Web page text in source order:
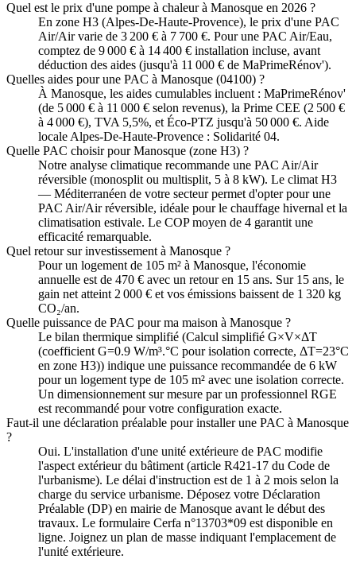
Quel est le prix d'une pompe à chaleur à Manosque en 2026 ?
En zone H3 (Alpes-De-Haute-Provence), le prix d'une PAC
Air/Air varie de 3 200 € à 7 700 €. Pour une PAC Air/Eau,
comptez de 9 000 € à 14 400 € installation incluse, avant
déduction des aides (jusqu'à 11 000 € de MaPrimeRénov').
Quelles aides pour une PAC à Manosque (04100) ?
À Manosque, les aides cumulables incluent : MaPrimeRénov'
(de 5 000 € à 11 000 € selon revenus), la Prime CEE (2 500 €
à 4 000 €), TVA 5,5%, et Éco-PTZ jusqu'à 50 000 €. Aide
locale Alpes-De-Haute-Provence : Solidarité 04.
Quelle PAC choisir pour Manosque (zone H3) ?
Notre analyse climatique recommande une PAC Air/Air
réversible (monosplit ou multisplit, 5 à 8 kW). Le climat H3
— Méditerranéen de votre secteur permet d'opter pour une
PAC Air/Air réversible, idéale pour le chauffage hivernal et la
climatisation estivale. Le COP moyen de 4 garantit une
efficacité remarquable.
Quel retour sur investissement à Manosque ?
Pour un logement de 105 m² à Manosque, l'économie
annuelle est de 470 € avec un retour en 15 ans. Sur 15 ans, le
gain net atteint 2 000 € et vos émissions baissent de 1 320 kg
CO₂/an.
Quelle puissance de PAC pour ma maison à Manosque ?
Le bilan thermique simplifié (Calcul simplifié G×V×ΔT
(coefficient G=0.9 W/m³.°C pour isolation correcte, ΔT=23°C
en zone H3)) indique une puissance recommandée de 6 kW
pour un logement type de 105 m² avec une isolation correcte.
Un dimensionnement sur mesure par un professionnel RGE
est recommandé pour votre configuration exacte.
Faut-il une déclaration préalable pour installer une PAC à Manosque
?
Oui. L'installation d'une unité extérieure de PAC modifie
l'aspect extérieur du bâtiment (article R421-17 du Code de
l'urbanisme). Le délai d'instruction est de 1 à 2 mois selon la
charge du service urbanisme. Déposez votre Déclaration
Préalable (DP) en mairie de Manosque avant le début des
travaux. Le formulaire Cerfa n°13703*09 est disponible en
ligne. Joignez un plan de masse indiquant l'emplacement de
l'unité extérieure.